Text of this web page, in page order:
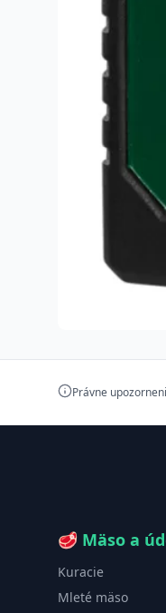
Právne
🥩 Mäso a
Kuracie
Mleté mäso